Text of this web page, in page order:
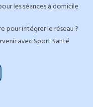
les séances à domicile
pour intégrer le réseau ?
avec Sport Santé